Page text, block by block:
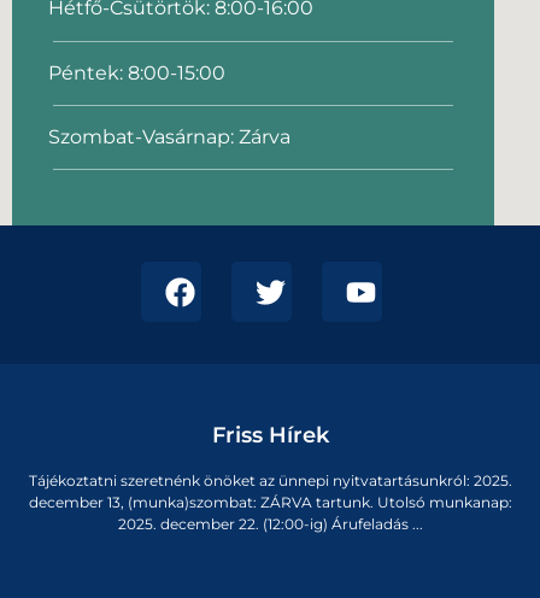
Hétfő-Csütörtök: 8:00-16:00
Péntek: 8:00-15:00
Szombat-Vasárnap: Zárva
Friss Hírek
Tájékoztatni szeretnénk önöket az ünnepi nyitvatartásunkról: 2025.
december 13, (munka)szombat: ZÁRVA tartunk. Utolsó munkanap:
2025. december 22. (12:00-ig) Árufeladás ...